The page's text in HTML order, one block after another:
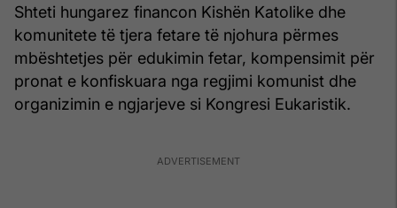
Shteti hungarez financon Kishën Katolike dhe
komunitete të tjera fetare të njohura përmes
mbështetjes për edukimin fetar, kompensimit për
pronat e konfiskuara nga regjimi komunist dhe
organizimin e ngjarjeve si Kongresi Eukaristik.